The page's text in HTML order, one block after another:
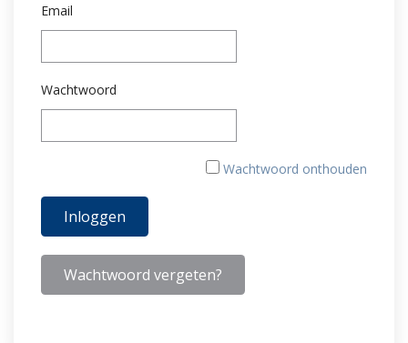
Email
Wachtwoord
Wachtwoord onthouden
Wachtwoord vergeten?